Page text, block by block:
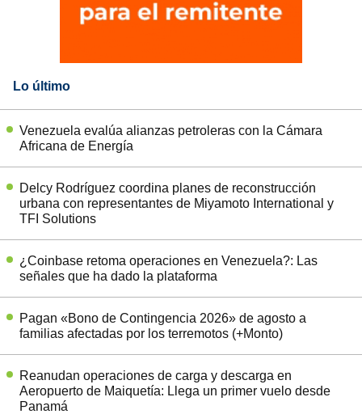
Lo último
Venezuela evalúa alianzas petroleras con la Cámara
Africana de Energía
Delcy Rodríguez coordina planes de reconstrucción
urbana con representantes de Miyamoto International y
TFI Solutions
¿Coinbase retoma operaciones en Venezuela?: Las
señales que ha dado la plataforma
Pagan «Bono de Contingencia 2026» de agosto a
familias afectadas por los terremotos (+Monto)
Reanudan operaciones de carga y descarga en
Aeropuerto de Maiquetía: Llega un primer vuelo desde
Panamá